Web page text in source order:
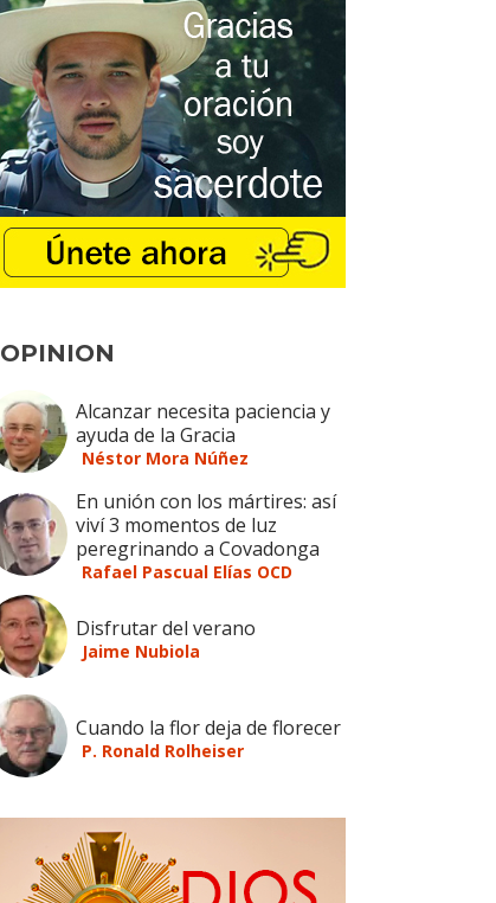
OPINION
Alcanzar necesita paciencia y
ayuda de la Gracia
Néstor Mora Núñez
En unión con los mártires: así
viví 3 momentos de luz
peregrinando a Covadonga
Rafael Pascual Elías OCD
Disfrutar del verano
Jaime Nubiola
Cuando la flor deja de florecer
P. Ronald Rolheiser